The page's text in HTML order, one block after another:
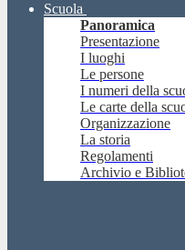
Scuola
Panoramica
Presentazione
I luoghi
Le persone
I numeri della
Le carte della
Organizzazione
La storia
Regolamenti
Archivio e